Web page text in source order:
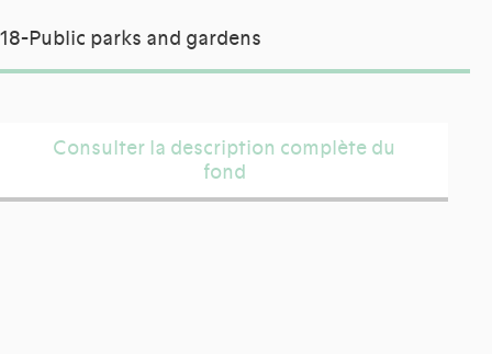
18-Public parks and gardens
Consulter la description complète du
fond